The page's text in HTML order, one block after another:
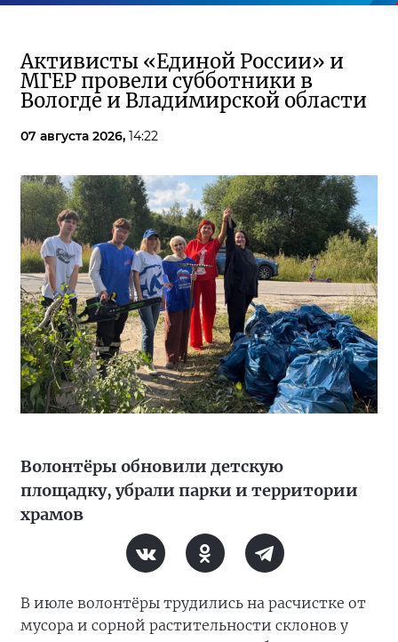
Активисты «Единой России» и
МГЕР провели субботники в
Вологде и Владимирской области
07 августа 2026, 14:22
Волонтёры обновили детскую
площадку, убрали парки и территории
храмов
В июле волонтёры трудились на расчистке от
мусора и сорной растительности склонов у